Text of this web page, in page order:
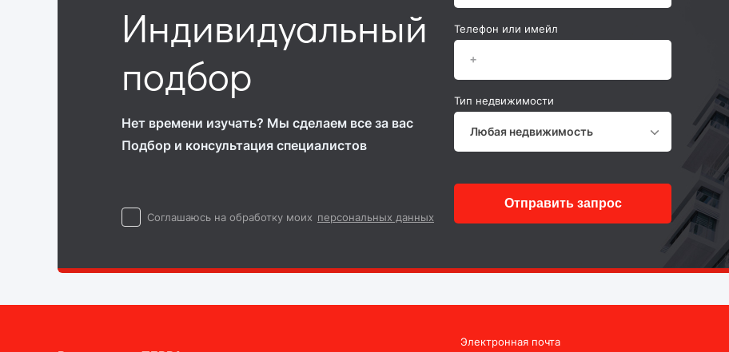
Индивидуальный
подбор
Нет времени изучать? Мы сделаем все за вас
Подбор и консультация специалистов
Телефон или имейл
Тип недвижимости
Любая недвижимость
Отправить запрос
Cоглашаюсь на обработку моих персональных данных
Электронная почта